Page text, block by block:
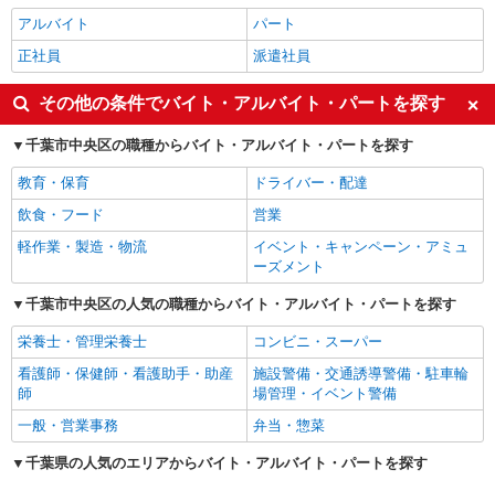
アルバイト
パート
正社員
派遣社員
その他の条件でバイト・アルバイト・パートを探す
千葉市中央区の職種からバイト・アルバイト・パートを探す
教育・保育
ドライバー・配達
飲食・フード
営業
軽作業・製造・物流
イベント・キャンペーン・アミュ
ーズメント
千葉市中央区の人気の職種からバイト・アルバイト・パートを探す
栄養士・管理栄養士
コンビニ・スーパー
看護師・保健師・看護助手・助産
師
施設警備・交通誘導警備・駐車輪
場管理・イベント警備
一般・営業事務
弁当・惣菜
千葉県の人気のエリアからバイト・アルバイト・パートを探す